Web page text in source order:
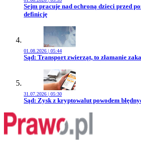
Przejdź do artykułu:
Sejm pracuje nad ochroną dzieci przed
definicję
01.08.2026 | 05:44
Przejdź do artykułu:
Sąd: Transport zwierząt, to złamanie
31.07.2026 | 05:30
Przejdź do artykułu:
Sąd: Zysk z kryptowalut powodem